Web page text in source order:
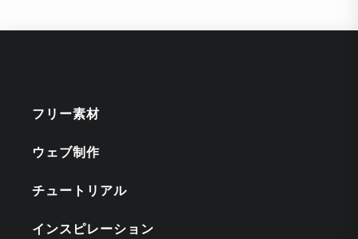
フリー素材
ウェブ制作
チュートリアル
インスピレーション